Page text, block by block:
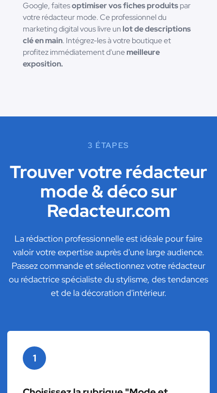
Google, faitesoptimiser vos fiches produitspar
votre rédacteur mode. Ce professionnel du
marketing digital vous livre un lot de descriptions
clé en main. Intégrez-les à votre boutique et
profitez immédiatement d'unemeilleure
exposition.
3 ÉTAPES
Trouver votre rédacteur
mode & déco sur
Redacteur.com
La rédaction professionnelle est idéale pour faire
valoir votre expertise auprès d'une large audience.
Passez commande et sélectionnez votre rédacteur
ou rédactrice spécialiste du stylisme, des tendances
et de la décoration d'intérieur.
1